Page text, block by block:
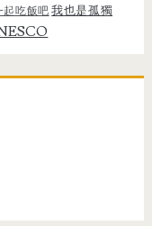
起吃飯吧 我也是孤獨